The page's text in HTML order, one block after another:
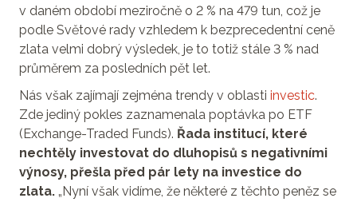
v daném období meziročně o 2 % na 479 tun, což je
podle Světové rady vzhledem k bezprecedentní ceně
zlata velmi dobrý výsledek, je to totiž stále 3 % nad
průměrem za posledních pět let.
Nás však zajímají zejména trendy v oblasti investic.
Zde jediný pokles zaznamenala poptávka po ETF
(Exchange-Traded Funds). Řada institucí, které
nechtěly investovat do dluhopisů s negativními
výnosy, přešla před pár lety na investice do
zlata. „Nyní však vidíme, že některé z těchto peněz se